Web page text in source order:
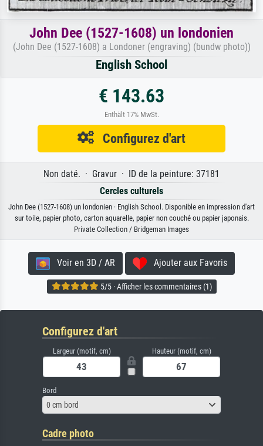
John Dee (1527-1608) un londonien
(John Dee (1527-1608) a Londoner (engraving) (bundw photo))
English School
€ 143.63
Enthält 17% MwSt.
Configurez d'art
Non daté. · Gravur · ID de la peinture: 37181
Cercles culturels
John Dee (1527-1608) un londonien · English School. Disponible en impression d'art
sur toile, papier photo, carton aquarelle, papier non couché ou papier japonais.
Private Collection / Bridgeman Images
Voir en 3D / AR Ajouter aux Favoris
5/5 · Afficher les commentaires (1)
Configurez d'art
Largeur (motif, cm) Hauteur (motif, cm)
Bord
0 cm bord
Cadre photo